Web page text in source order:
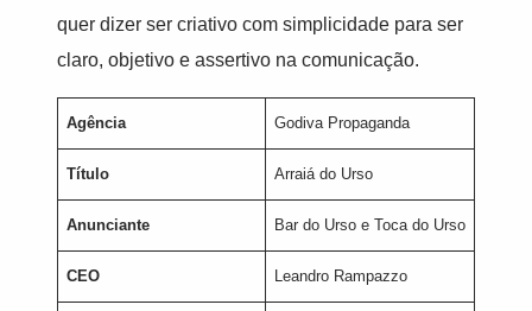
quer dizer ser criativo com simplicidade para ser
claro, objetivo e assertivo na comunicação.
Agência Godiva Propaganda
Título Arraiá do Urso
Anunciante Bar do Urso e Toca do Urso
CEO Leandro Rampazzo